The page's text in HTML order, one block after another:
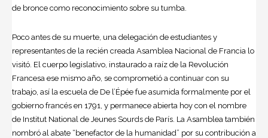
de bronce como reconocimiento sobre su tumba.
Poco antes de su muerte, una delegación de estudiantes y
representantes de la recién creada Asamblea Nacional de Francia lo
visitó. El cuerpo legislativo, instaurado a raíz de la Revolución
Francesa ese mismo año, se comprometió a continuar con su
trabajo, así la escuela de De l’Épée fue asumida formalmente por el
gobierno francés en 1791, y permanece abierta hoy con el nombre
de Institut National de Jeunes Sourds de París. La Asamblea también
nombró al abate “benefactor de la humanidad” por su contribución a